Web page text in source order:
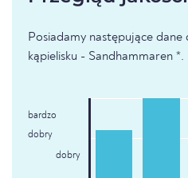
Posiadamy następujące
kąpielisku - Sandhammaren *.
bardzo
dobry
dobry